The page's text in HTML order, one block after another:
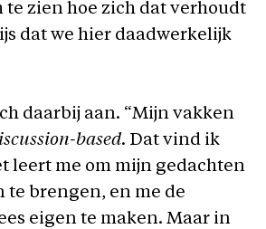
te zien hoe zich dat verhoudt
dat we hier daadwerkelijk
daarbij aan. “Mijn vakken
based. Dat vind ik
leert me om mijn gedachten
te brengen, en me de
eigen te maken. Maar in